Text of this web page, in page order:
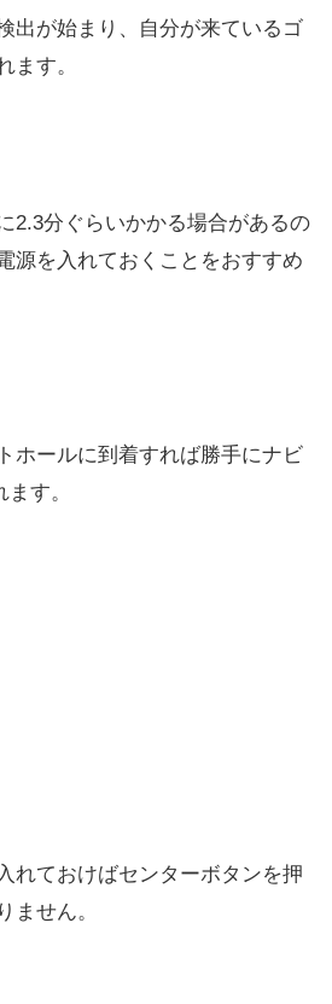
出が始まり、自分が来ているゴ
ます。
2.3分ぐらいかかる場合があるの
源を入れておくことをおすすめ
ホールに到着すれば勝手にナビ
す。
れておけばセンターボタンを押
ません。